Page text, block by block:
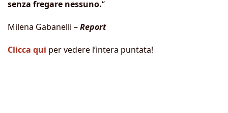
senza fregare nessuno.“
Milena Gabanelli –Report
Clicca qui per vedere l’intera puntata!